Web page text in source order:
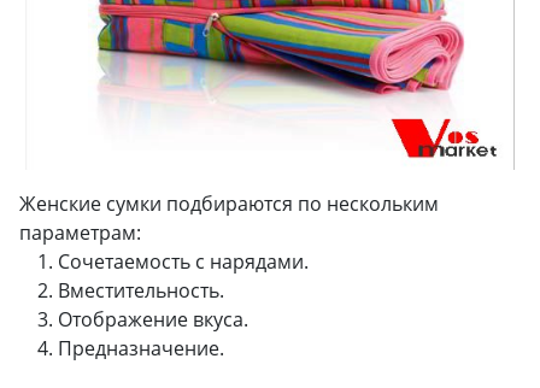
Женские сумки подбираются по нескольким
параметрам:
Сочетаемость с нарядами.
Вместительность.
Отображение вкуса.
Предназначение.